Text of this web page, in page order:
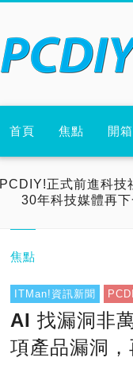
首頁 焦點 開箱
PCDIY!正式前進科技
30年科技媒體再下
焦點
ITMan!資訊新聞
AI 找漏洞非
項產品漏洞